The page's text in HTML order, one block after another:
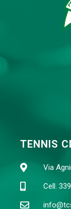
TENNIS
Via
Cell.